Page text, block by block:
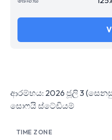
ආරම්භය: 2026 ජූලි 3
සොෆයි ස්ටේඩියම්
TIME ZONE